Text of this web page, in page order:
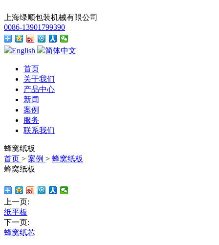
上海绿顺包装机械有限公司
0086-13901799390
English 简体中文
首页
关于我们
产品中心
新闻
案例
服务
联系我们
蜂窝纸板
首页 > 案例 > 蜂窝纸板
蜂窝纸板
上一页:
纸平板
下一页:
蜂窝纸芯